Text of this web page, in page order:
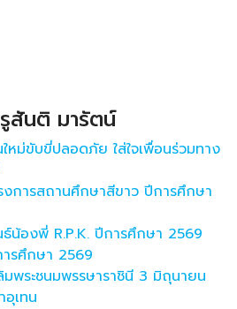
สันติ มารัตน์
หม่ขับขี่ปลอดภัย ใส่ใจเพื่อนร่วมทาง
งการสถานศึกษาสีขาว ปีการศึกษา
น้องพี่ R.P.K. ปีการศึกษา 2569
รศึกษา 2569
มพระชนมพรรษาราชินี 3 มิถุนายน
เทน